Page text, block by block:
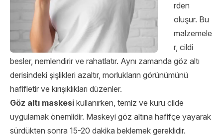
rden
oluşur. Bu
malzemele
r, cildi
besler, nemlendirir ve rahatlatır. Aynı zamanda göz altı
derisindeki şişlikleri azaltır, morlukların görünümünü
hafifletir ve kırışıklıkları düzenler.
Göz altı maskesi kullanırken, temiz ve kuru cilde
uygulamak önemlidir. Maskeyi göz altına hafifçe yayarak
sürdükten sonra 15-20 dakika beklemek gereklidir.